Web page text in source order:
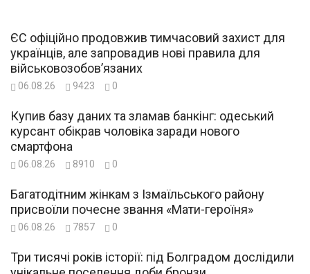
ЄС офіційно продовжив тимчасовий захист для
українців, але запровадив нові правила для
військовозобов’язаних
06.08.26 9423 0
Купив базу даних та зламав банкінг: одеський
курсант обікрав чоловіка заради нового
смартфона
06.08.26 8910 0
Багатодітним жінкам з Ізмаїльського району
присвоїли почесне звання «Мати-героїня»
06.08.26 7857 0
Три тисячі років історії: під Болградом дослідили